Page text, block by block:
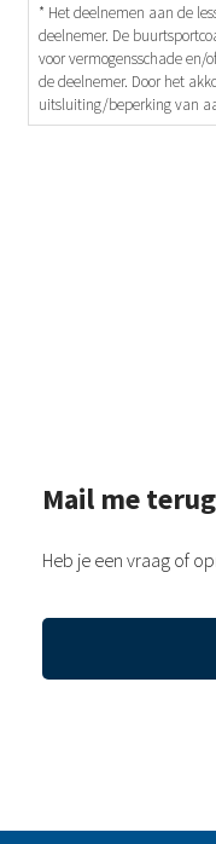
* Het deelnemen aan de
deelnemer. De
voor vermogensschade en/
de deelnemer. Door het
uitsluiting/beperking van
Mail me terug
Heb je een vraag of